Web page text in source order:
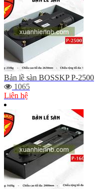
Bản lề sàn BOSSKP P-2500
1065
Liên hệ